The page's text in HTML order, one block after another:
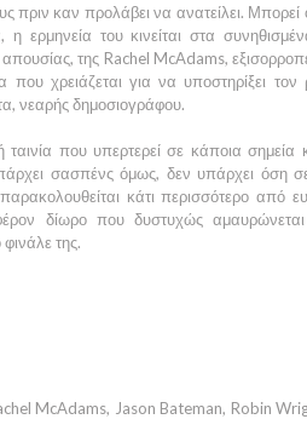
καν προλάβει να ανατείλει. Μπορεί
ερμηνεία του κινείται στα
της Rachel McAdams,
χρειάζεται για να υποστηρίξει τον
νεαρής δημοσιογράφου.
που υπερτερεί σε κάποια σημεία
σασπένς όμως, δεν υπάρχει όση
κάτι περισσότερο από
δίωρο που δυστυχώς
της.
McAdams, Jason Bateman, Robin